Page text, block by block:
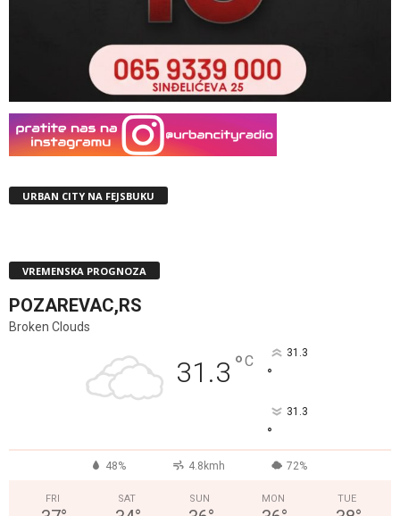
URBAN CITY NA FEJSBUKU
VREMENSKA PROGNOZA
POZAREVAC,RS
Broken Clouds
31.3 °C 31.3
°
31.3
°
48% 4.8kmh 72%
FRI SAT SUN MON TUE